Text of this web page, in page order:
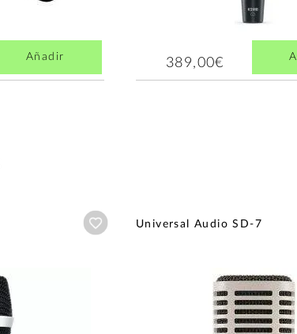
Añadir 389,00€
Añadir a wishlist
Universal Audio SD-7